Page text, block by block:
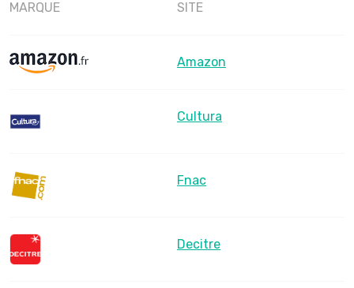
MARQUE SITE
Amazon
Cultura
Fnac
Decitre